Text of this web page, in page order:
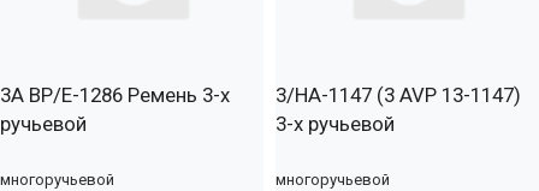
3А BP/E-1286 Ремень 3-х
ручьевой
многоручьевой
3/HA-1147 (3 AVP 13-1147)
3-х ручьевой
многоручьевой